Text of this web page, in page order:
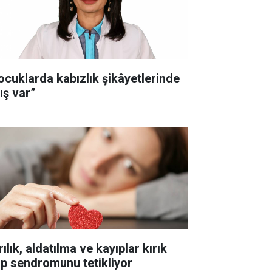
kabızlık şikâyetlerinde
var”
aldatılma ve kayıplar kırık
sendromunu tetikliyor